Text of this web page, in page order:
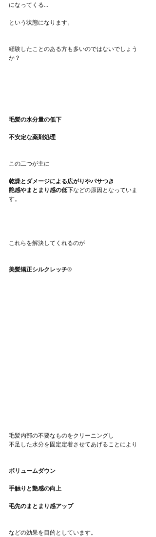
になってくる...
という状態になります。
経験したことのある方も多いのではないでしょう
か？
毛髪の水分量の低下
不安定な薬剤処理
この二つが主に
乾燥とダメージによる広がりやパサつき
艶感やまとまり感の低下などの原因となっていま
す。
これらを解決してくれるのが
美髪矯正シルクレッチ®
毛髪内部の不要なものをクリーニングし
不足した水分を固定定着させてあげることにより
ボリュームダウン
手触りと艶感の向上
毛先のまとまり感アップ
などの効果を目的としています。